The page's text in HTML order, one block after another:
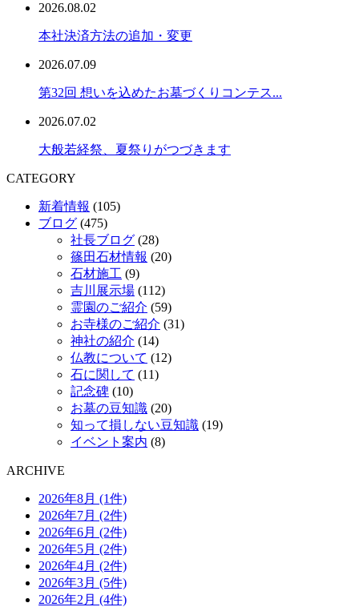
2026.08.02
本社決済方法の追加・変更
2026.07.09
第32回 想いを込めたお墓づくりコンテス...
2026.07.02
大般若経祭、夏祭りがつづきます
CATEGORY
新着情報 (105)
ブログ (475)
社長ブログ (28)
篠田石材情報 (20)
石材施工 (9)
吉川展示場 (112)
霊園のご紹介 (59)
お寺様のご紹介 (31)
神社の紹介 (14)
仏教について (12)
石に関して (11)
記念碑 (10)
お墓の豆知識 (20)
知って損しない豆知識 (19)
イベント案内 (8)
ARCHIVE
2026年8月 (1件)
2026年7月 (2件)
2026年6月 (2件)
2026年5月 (2件)
2026年4月 (2件)
2026年3月 (5件)
2026年2月 (4件)